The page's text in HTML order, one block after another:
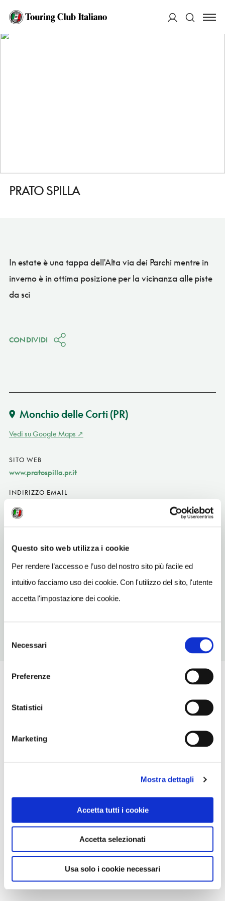
Questo sito web utilizza i cookie
Per rendere l’accesso e l’uso del nostro sito più facile ed
intuitivo facciamo uso dei cookie. Con l'utilizzo del sito, l'utente
accetta l'impostazione dei cookie.
delNecessari
Preferenze
Statistici
Marketing
Mostra dettagli
Accetta tutti i cookie
Accetta selezionati
Usa solo i cookie necessari
HOME
PRATO SPILLA
PRATO SPILLA
In estate è una tappa dell'Alta via dei Parchi mentre in
inverno è in ottima posizione per la vicinanza alle piste
da sci
CONDIVIDI
Monchio delle Corti(PR)
Vedi su Google Maps
SITO WEB
www.pratospilla.pr.it
INDIRIZZO EMAIL
info@pratospilla.pr.it
20
Chiusura: periodo variabile